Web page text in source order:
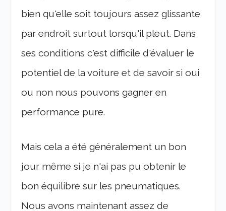
bien qu'elle soit toujours assez glissante
par endroit surtout lorsqu'il pleut. Dans
ses conditions c'est difficile d'évaluer le
potentiel de la voiture et de savoir si oui
ou non nous pouvons gagner en
performance pure.
Mais cela a été généralement un bon
jour même si je n'ai pas pu obtenir le
bon équilibre sur les pneumatiques.
Nous avons maintenant assez de